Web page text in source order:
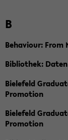
B
Behaviour: From
Bibliothek:
Bielefeld
Promotion
Bielefeld
Promotion